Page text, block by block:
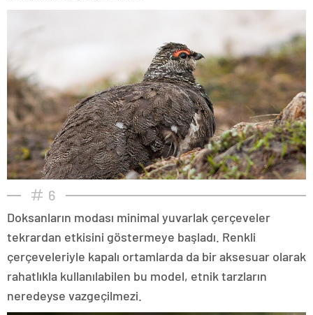
6
Doksanların modası minimal yuvarlak çerçeveler
tekrardan etkisini göstermeye başladı. Renkli
çerçeveleriyle kapalı ortamlarda da bir aksesuar olarak
rahatlıkla kullanılabilen bu model, etnik tarzların
neredeyse vazgeçilmezi.